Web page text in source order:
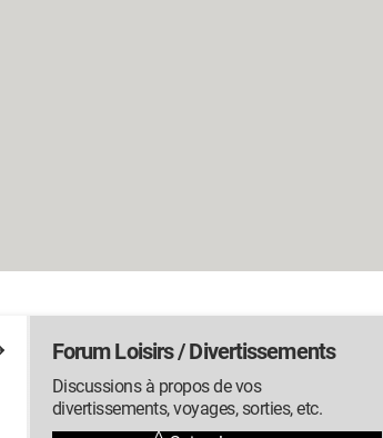
Forum Loisirs / Divertissements
Discussions à propos de vos
divertissements, voyages, sorties, etc.